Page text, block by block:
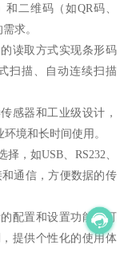
和二维码（如QR码、
求。
读取方式实现条形码
扫描、自动连续扫描
感器和工业级设计，
境和长时间使用。
，如USB、RS232、
通信，方便数据的传
配置和设置功能，可
提供个性化的使用体